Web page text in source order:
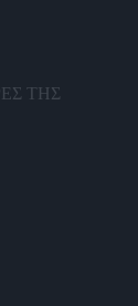
ΤΗΣ